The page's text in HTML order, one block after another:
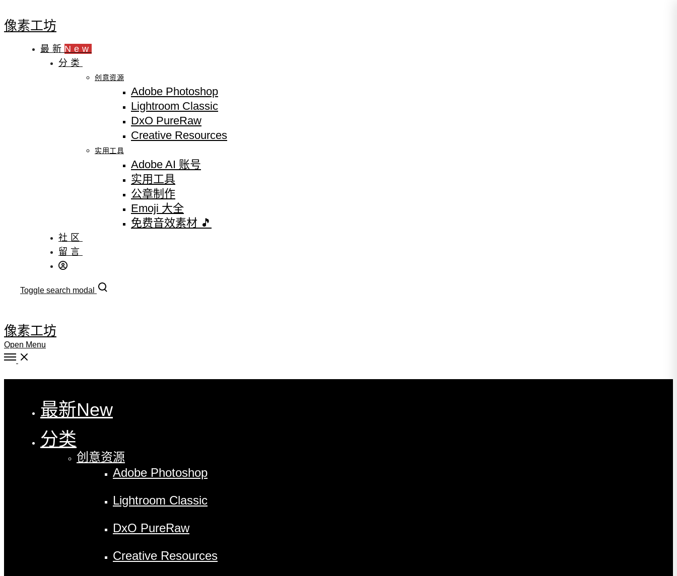
像素工坊
最新 New
分类
创意资源
Adobe Photoshop
Lightroom Classic
DxO PureRaw
Creative Resources
实用工具
Adobe AI 账号
实用工具
公章制作
Emoji 大全
免费音效素材 🎵
社区
留言
Toggle search modal
像素工坊
Open Menu
最新New
分类
创意资源
Adobe Photoshop
Lightroom Classic
DxO PureRaw
Creative Resources